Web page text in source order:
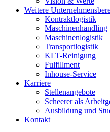
Weitere
Kontraktlogistik
Maschinenhandling
Maschinenlogistik
Transportlogistik
KLT-Reinigung
Fulfillment
Inhouse-Service
Karriere
Stellenangebote
Scheerer als
Ausbildung und
Kontakt